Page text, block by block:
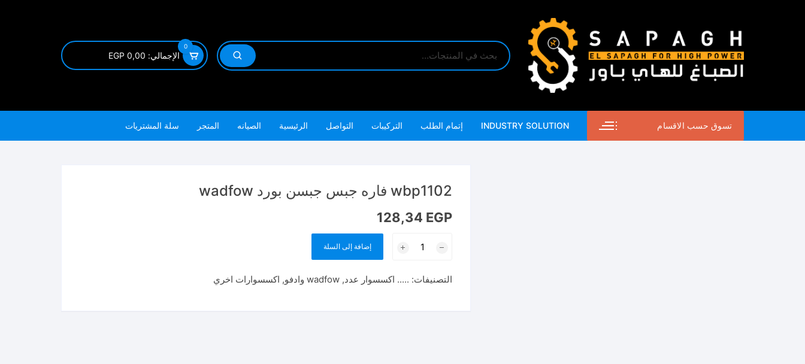
0
الإجمالي: 0,00
EGP
تسوق حسب الاقسام INDUSTRY SOLUTION إتمام الطلب التركيبات التواصل الرئيسية الصيانه المتجر سلة المشتريات
wbp1102 فاره جبس جبسن بورد wadfow
128,34 EGP
wbp1102
جبس
إضافة إلى السلة
التصنيفات: ..... اكسسوار عدد, wadfow وادفو , اكسسوارات اخري